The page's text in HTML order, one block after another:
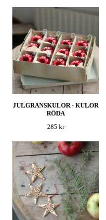
JULGRANSKULOR - KULOR
RÖDA
285 kr